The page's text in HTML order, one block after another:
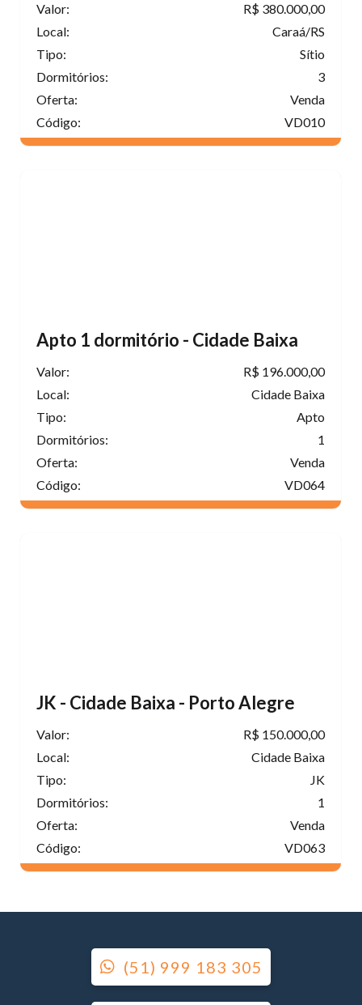
Tipo: Sítio
Oferta: Venda
Valor: R$ 380.000,00
Dormitórios: 3
Local: Caraá/RS
Código: VD010
Apto 1 dormitório - Cidade Baixa
Tipo: Apto
Oferta: Venda
Valor: R$ 196.000,00
Dormitórios: 1
Local: Cidade Baixa
Código: VD064
JK - Cidade Baixa - Porto Alegre
Tipo: JK
Oferta: Venda
Valor: R$ 150.000,00
Dormitórios: 1
Local: Cidade Baixa
Código: VD063
(51) 999 183 305